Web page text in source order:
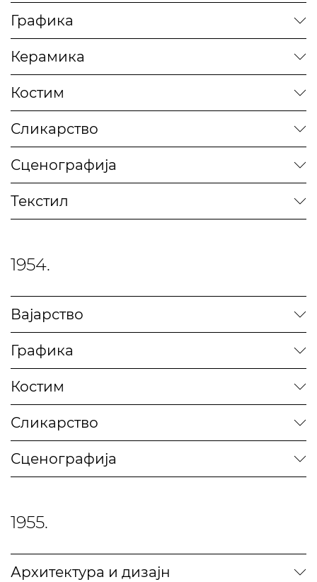
Графика
Керамика
Костим
Сликарство
Сценографија
Текстил
1954.
Вајарство
Графика
Костим
Сликарство
Сценографија
1955.
Архитектура и дизајн